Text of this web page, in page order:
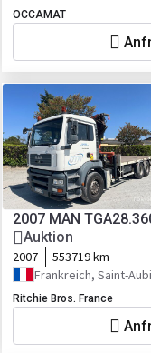
OCCAMAT
2007 MAN
Auktion
2007
553719 km
Frankreich, Saint-
Ritchie Bros. France